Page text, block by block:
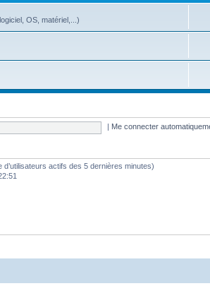
OS, matériel,...)
Me connecter
actifs des 5 dernières minutes)